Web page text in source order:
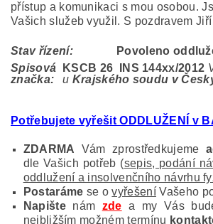
přístup a komunikaci s mou osobou.
Vašich služeb využil. S pozdravem Jiří
Stav řízení:
Povoleno
Spisová
značka:
KSCB 26 INS 144xx/2012
u Krajského soudu v
Potřebujete vyřešit ODDLUŽENÍ v
ZDARMA Vám zprostředkujeme
dle Vašich potřeb (sepis, podání
oddlužení a insolvenčního návrhu
Postaráme se ovyřešeníVašeho
Napištenám zde a my Vás
nejbližším možném termínu